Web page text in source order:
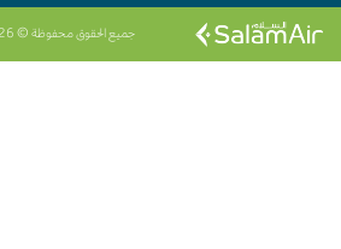
جميع الحقوق محفوظة © 2026